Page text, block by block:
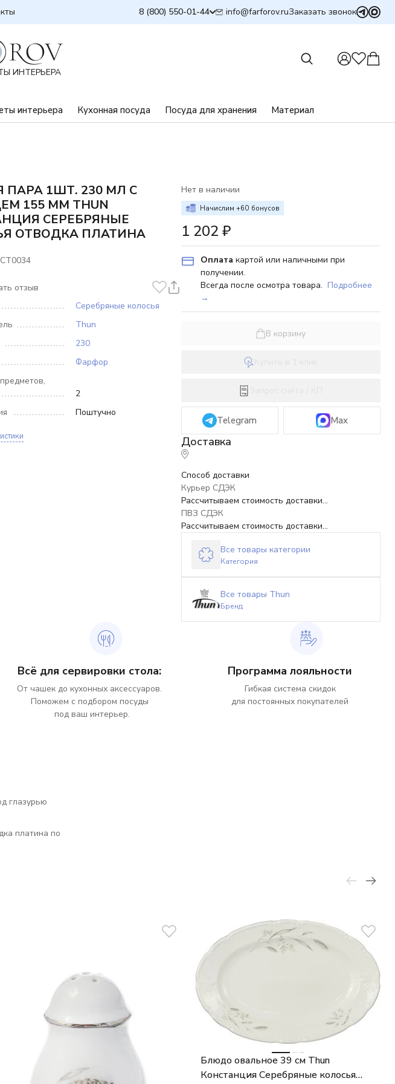
8 (800) 550-01-44 info@farforov.ruЗаказать звонок
ИНТЕРЬЕРА
интерьера Кухонная посуда Посуда для хранения Материал
ПАРА 1ШТ. 230 МЛ С
155 ММ THUN
СЕРЕБРЯНЫЕ
ОТВОДКА ПЛАТИНА
отзыв
Серебряные колосья
Thun
230
Фарфор
2
Поштучно
Нет в наличии
Начислим +60 бонусов
1 202 ₽
Оплата картой или наличными при
получении.
Всегда после осмотра товара. Подробнее
→
В корзину
Telegram Max
Способ доставки
Курьер СДЭК
Рассчитываем стоимость доставки...
ПВЗ СДЭК
Рассчитываем стоимость доставки...
Все товары категории
Категория
Все товары Thun
Бренд
Всё для сервировки стола:
От чашек до кухонных аксессуаров.
Поможем с подбором посуды
под ваш интерьер.
Программа лояльности
Гибкая система скидок
для постоянных покупателей
глазурью
платина по
Блюдо овальное 39 см Thun
Констанция Серебряные колосья